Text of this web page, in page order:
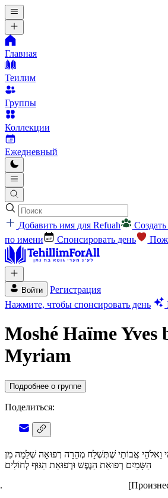
Главная
Теилим
Группы
Коллекции
Ежедневный
Добавить имя для Refuah
по имени
Спонсировать день
Войти
Регистрация
Нажмите, чтобы спонсировать день
Moshé Haïme Yves
Myriam
Подробнее о группе
Поделиться:
וֵאלֹהֵי אֲבוֹתַי שֶׁתְּשְׁלַח מְהֵרָה רְפוּאָה שְׁלֵמָה מִן
הַשָּמַיִם רְפוּאַת הַנֶפֶש וּרְפוּאַת הַגּוּף לְחוֹלִים